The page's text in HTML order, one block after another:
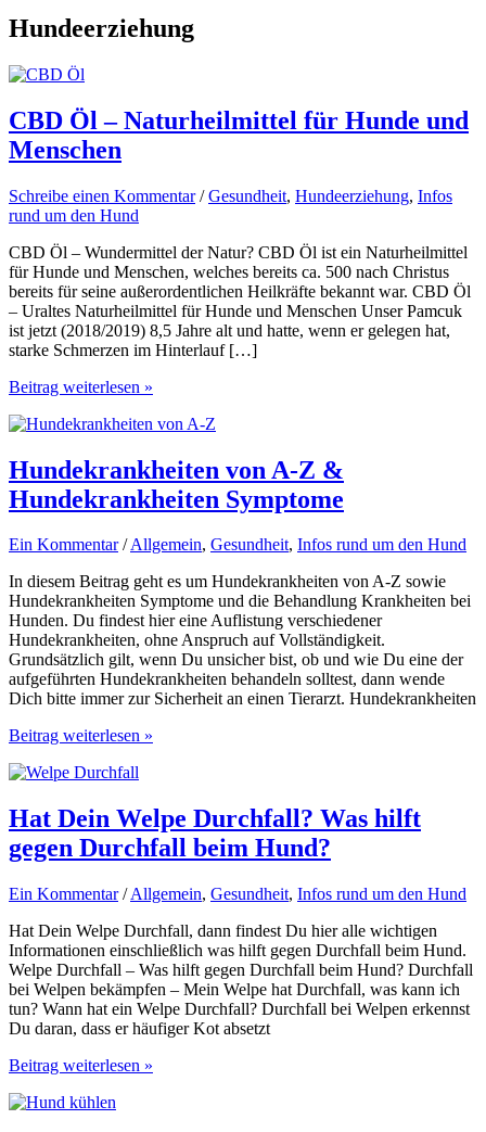
Hundeerziehung
CBD Öl – Naturheilmittel für Hunde und
Menschen
Schreibe einen Kommentar /Gesundheit, Hundeerziehung, Infos
rund um den Hund
CBD Öl – Wundermittel der Natur? CBD Öl ist ein Naturheilmittel
für Hunde und Menschen, welches bereits ca. 500 nach Christus
bereits für seine außerordentlichen Heilkräfte bekannt war. CBD Öl
– Uraltes Naturheilmittel für Hunde und Menschen Unser Pamcuk
ist jetzt (2018/2019) 8,5 Jahre alt und hatte, wenn er gelegen hat,
starke Schmerzen im Hinterlauf […]
CBD
–
für
Hunde
und
Beitrag weiterlesen »
Hundekrankheiten von A-Z &
Hundekrankheiten Symptome
Ein Kommentar /Allgemein, Gesundheit, Infos rund um den Hund
In diesem Beitrag geht es um Hundekrankheiten von A-Z sowie
Hundekrankheiten Symptome und die Behandlung Krankheiten bei
Hunden. Du findest hier eine Auflistung verschiedener
Hundekrankheiten, ohne Anspruch auf Vollständigkeit.
Grundsätzlich gilt, wenn Du unsicher bist, ob und wie Du eine der
aufgeführten Hundekrankheiten behandeln solltest, dann wende
Dich bitte immer zur Sicherheit an einen Tierarzt. Hundekrankheiten
Hundekrankheiten
A-
&
Hundekrankheiten
Symptome
Beitrag weiterlesen »
Hat Dein Welpe Durchfall? Was hilft
gegen Durchfall beim Hund?
Ein Kommentar /Allgemein, Gesundheit, Infos rund um den Hund
Hat Dein Welpe Durchfall, dann findest Du hier alle wichtigen
Informationen einschließlich was hilft gegen Durchfall beim Hund.
Welpe Durchfall – Was hilft gegen Durchfall beim Hund? Durchfall
bei Welpen bekämpfen – Mein Welpe hat Durchfall, was kann ich
tun? Wann hat ein Welpe Durchfall? Durchfall bei Welpen erkennst
Du daran, dass er häufiger Kot absetzt
Hat
Welpe
Beitrag weiterlesen »